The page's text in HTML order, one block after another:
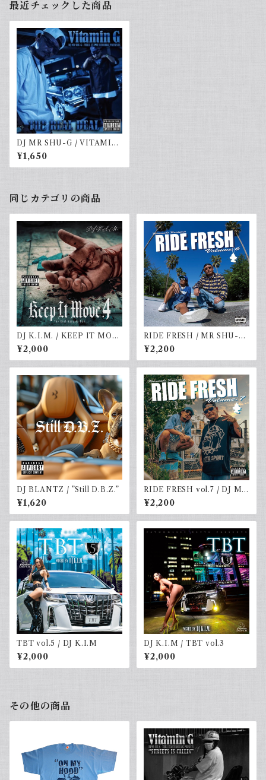
最近チェックした商品
DJ MR SHU-G / VITAMIN
G VOL.4-REAL DEAL-
¥1,650
同じカテゴリの商品
DJ K.I.M. / KEEP IT MOV
E vol.4
¥2,000
RIDE FRESH / MR SHU-G
& DJ☆GO
¥2,200
DJ BLANTZ / ”Still D.B.Z.”
¥1,620
RIDE FRESH vol.7 / DJ MR
SHU-G & DJ☆GO
¥2,200
TBT vol.5 / DJ K.I.M
¥2,000
DJ K.I.M / TBT vol.3
¥2,000
その他の商品